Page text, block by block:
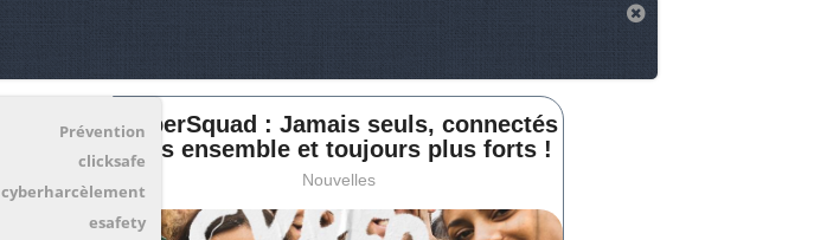
CyberSquad : Jamais seuls, connectés
tous ensemble et toujours plus forts !
Nouvelles
Prévention
clicksafe
cyberharcèlement
esafety